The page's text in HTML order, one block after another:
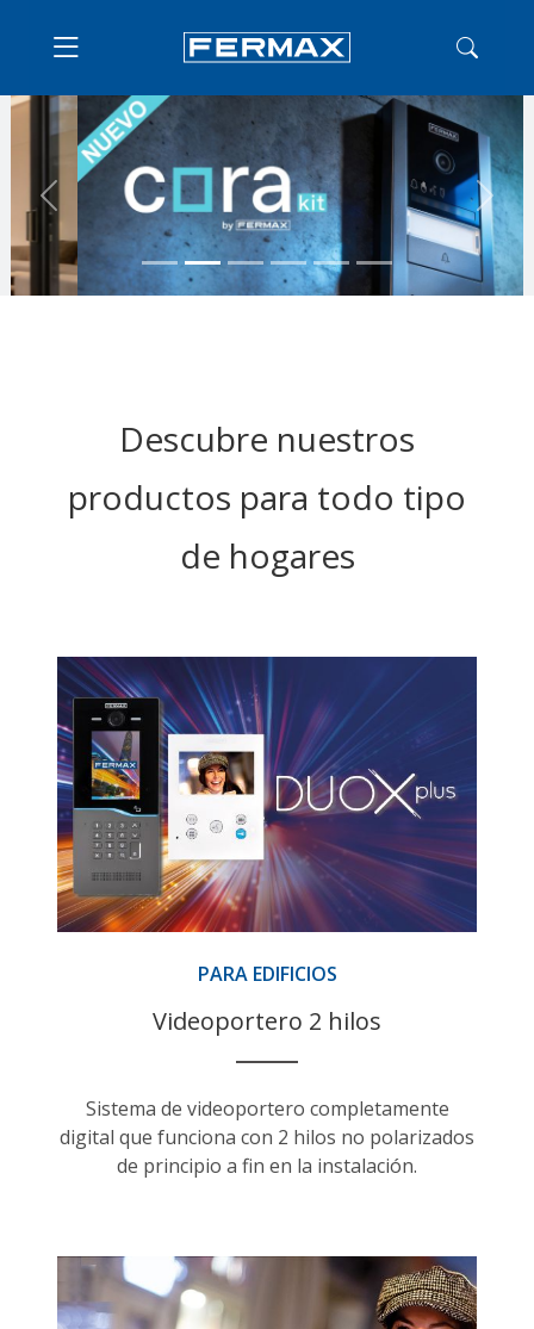
Previous Next
Descubre nuestros
productos para todo tipo
de hogares
PARA EDIFICIOS
Videoportero 2 hilos
Sistema de videoportero completamente
digital que funciona con 2 hilos no polarizados
de principio a fin en la instalación.